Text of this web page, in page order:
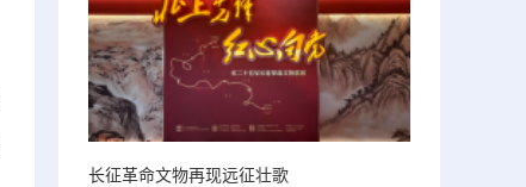
长征革命文物再现远征壮歌